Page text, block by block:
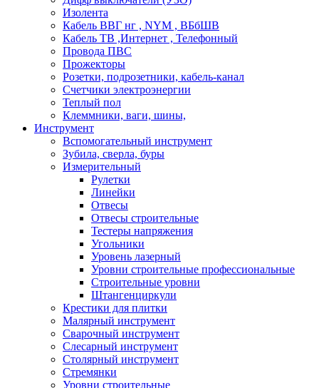
Изолента
Кабель ВВГ нг , NYM , ВБбШВ
Кабель ТВ ,Интернет , Телефонный
Провода ПВС
Прожекторы
Розетки, подрозетники, кабель-канал
Счетчики электроэнергии
Теплый пол
Клеммники, ваги, шины,
Инструмент
Вспомогательный инструмент
Зубила, сверла, буры
Измерительный
Рулетки
Линейки
Отвесы
Отвесы строительные
Тестеры напряжения
Угольники
Уровень лазерный
Уровни строительные профессиональные
Строительные уровни
Штангенциркули
Крестики для плитки
Малярный инструмент
Сварочный инструмент
Слесарный инструмент
Столярный инструмент
Стремянки
Уровни строительные